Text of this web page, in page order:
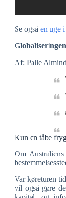
Se også en uge
Af: Palle
Kun en tåbe
Om
Var køreturen
vil også gøre